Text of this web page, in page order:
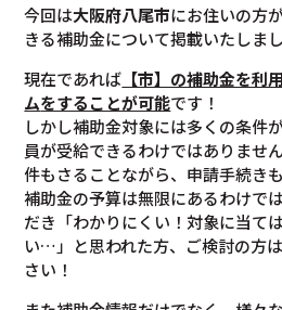
今回は大阪府八尾市にお住いの方
きる補助金について掲載いたしまし
現在であれば 【市】の補助金を利
ムをすることが可能です！
しかし補助金対象には多くの条件
員が受給できるわけではありませ
件もさることながら、申請手続き
補助金の予算は無限にあるわけで
だき「わかりにくい！対象に当て
い…」と思われた方、ご検討の方
さい！